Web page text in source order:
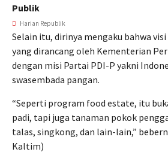
Publik
Harian Republik
Selain itu, dirinya mengaku bahwa
yang dirancang oleh Kementerian
dengan misi Partai PDI-P yakni
swasembada pangan.
“Seperti program food estate, itu
padi, tapi juga tanaman pokok
talas, singkong, dan lain-lain,”
Kaltim)